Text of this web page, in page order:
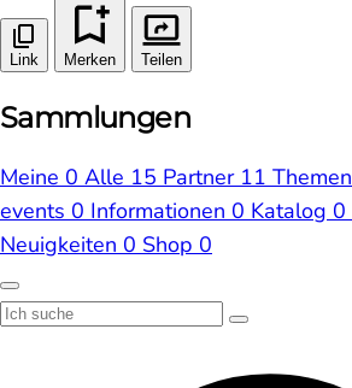
Link Merken Teilen
Sammlungen
Meine 0 Alle 15 Partner 11 Themen
events 0 Informationen 0 Katalog 0
Neuigkeiten 0 Shop 0